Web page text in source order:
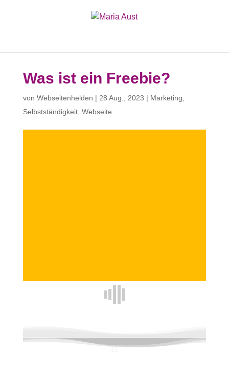
Was ist ein Freebie?
von Webseitenhelden | 28 Aug., 2023 | Marketing
Selbstständigkeit, Webseite